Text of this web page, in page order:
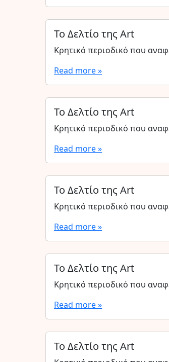
Το Δελτίο της Art
Κρητικό περιοδικό που
Read more »
Το Δελτίο της Art
Κρητικό περιοδικό που
Read more »
Το Δελτίο της Art
Κρητικό περιοδικό που
Read more »
Το Δελτίο της Art
Κρητικό περιοδικό που
Read more »
Το Δελτίο της Art